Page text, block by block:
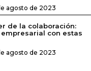
agosto de 2023
de la colaboración:
con estas
agosto de 2023